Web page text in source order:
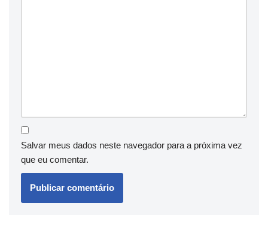
Salvar meus dados neste navegador para a próxima vez
que eu comentar.